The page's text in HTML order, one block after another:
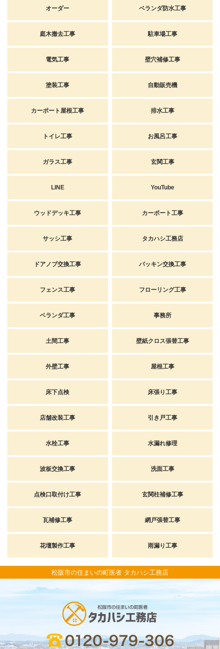
オーダー ベランダ防水工事
庭木撤去工事 駐車場工事
電気工事 壁穴補修工事
塗装工事 自動販売機
カーポート屋根工事 排水工事
トイレ工事 お風呂工事
ガラス工事 玄関工事
LINE YouTube
ウッドデッキ工事 カーポート工事
サッシ工事 タカハシ工務店
ドアノブ交換工事 パッキン交換工事
フェンス工事 フローリング工事
ベランダ工事 事務所
土間工事 壁紙クロス張替工事
外壁工事 屋根工事
床下点検 床張り工事
店舗改装工事 引き戸工事
水栓工事 水漏れ修理
波板交換工事 洗面工事
点検口取付け工事 玄関柱補修工事
瓦補修工事 網戸張替工事
花壇製作工事 雨漏り工事
松阪市の住まいの町医者 タカハシ工務店